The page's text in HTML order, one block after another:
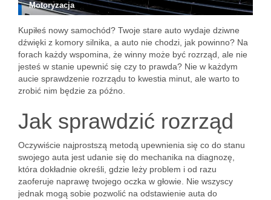
Motoryzacja
Kupiłeś nowy samochód? Twoje stare auto wydaje dziwne
dźwięki z komory silnika, a auto nie chodzi, jak powinno? Na
forach każdy wspomina, że winny może być rozrząd, ale nie
jesteś w stanie upewnić się czy to prawda? Nie w każdym
aucie sprawdzenie rozrządu to kwestia minut, ale warto to
zrobić nim będzie za późno.
Jak sprawdzić rozrząd
Oczywiście najprostszą metodą upewnienia się co do stanu
swojego auta jest udanie się do mechanika na diagnozę,
która dokładnie określi, gdzie leży problem i od razu
zaoferuje naprawę twojego oczka w głowie. Nie wszyscy
jednak mogą sobie pozwolić na odstawienie auta do